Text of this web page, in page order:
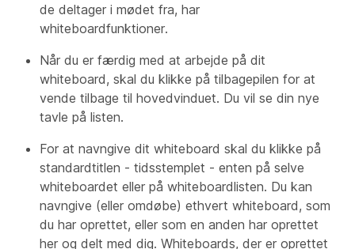
de deltager i mødet fra, har
whiteboardfunktioner.
Når du er færdig med at arbejde på dit
whiteboard, skal du klikke på tilbagepilen for at
vende tilbage til hovedvinduet. Du vil se din nye
tavle på listen.
For at navngive dit whiteboard skal du klikke på
standardtitlen - tidsstemplet - enten på selve
whiteboardet eller på whiteboardlisten. Du kan
navngive (eller omdøbe) ethvert whiteboard, som
du har oprettet, eller som en anden har oprettet
her og delt med dig. Whiteboards, der er oprettet